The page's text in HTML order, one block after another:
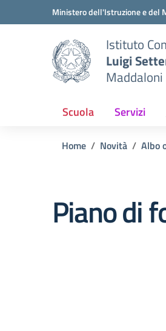
Vai ai contenuti
Vai al menu di navigazioneMinistero dell'Istruzione e del
Istituto
Luigi
Maddaloni
Scuola Servizi
Home Novità Albo
Piano di